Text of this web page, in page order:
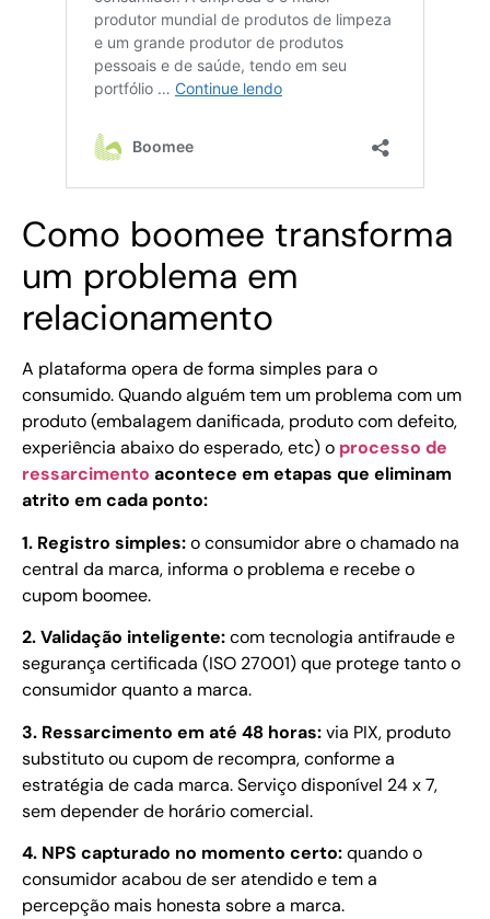
Como boomee transforma
um problema em
relacionamento
A plataforma opera de forma simples para o
consumido. Quando alguém tem um problema com um
produto (embalagem danificada, produto com defeito,
experiência abaixo do esperado, etc) o processo de
ressarcimento acontece em etapas que eliminam
atrito em cada ponto:
1. Registro simples:o consumidor abre o chamado na
central da marca, informa o problema e recebe o
cupom boomee.
2. Validação inteligente:com tecnologia antifraude e
segurança certificada (ISO 27001) que protege tanto o
consumidor quanto a marca.
3. Ressarcimento em até 48 horas:via PIX, produto
substituto ou cupom de recompra, conforme a
estratégia de cada marca. Serviço disponível 24 x 7,
sem depender de horário comercial.
4. NPS capturado no momento certo:quando o
consumidor acabou de ser atendido e tem a
percepção mais honesta sobre a marca.